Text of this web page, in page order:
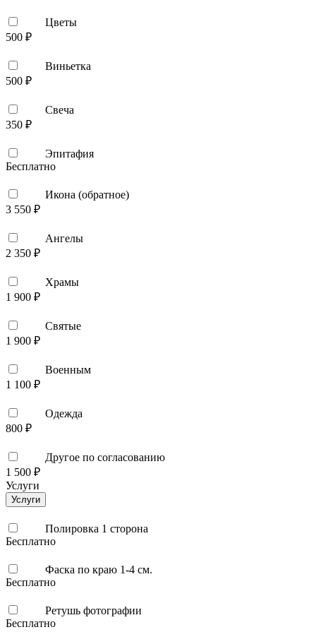
Цветы
500 ₽
Виньетка
500 ₽
Свеча
350 ₽
Эпитафия
Бесплатно
Икона (обратное)
3 550 ₽
Ангелы
2 350 ₽
Храмы
1 900 ₽
Святые
1 900 ₽
Военным
1 100 ₽
Одежда
800 ₽
Другое по согласованию
1 500 ₽
Услуги
Услуги
Полировка 1 сторона
Бесплатно
Фаска по краю 1-4 см.
Бесплатно
Ретушь фотографии
Бесплатно